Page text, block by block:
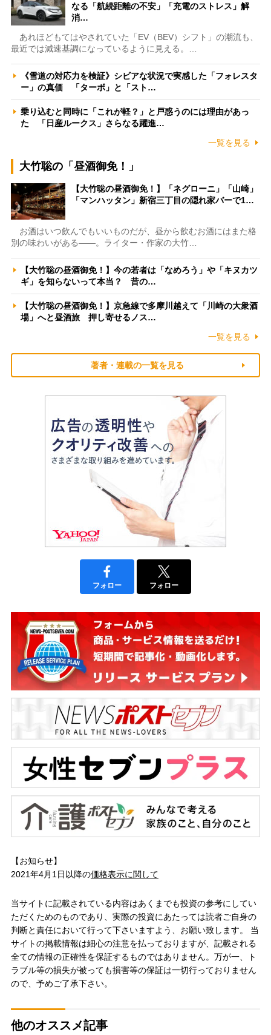
なる「航続距離の不安」「充電のストレス」解
消…
あれほどもてはやされていた「EV（BEV）シフト」の潮流も、
最近では減速基調になっているように見える。…
《雪道の対応力を検証》シビアな状況で実感した「フォレスタ
ー」の真価 「ターボ」と「スト…
乗り込むと同時に「これが軽？」と戸惑うのには理由があっ
た 「日産ルークス」さらなる躍進…
一覧を見る
大竹聡の「昼酒御免！」
【大竹聡の昼酒御免！】「ネグローニ」「山崎」
「マンハッタン」新宿三丁目の隠れ家バーで1…
お酒はいつ飲んでもいいものだが、昼から飲むお酒にはまた格
別の味わいがある――。ライター・作家の大竹…
【大竹聡の昼酒御免！】今の若者は「なめろう」や「キヌカツ
ギ」を知らないって本当？ 昔の…
【大竹聡の昼酒御免！】京急線で多摩川越えて「川崎の大衆酒
場」へと昼酒旅 押し寄せるノス…
一覧を見る
著者・連載の一覧を見る
フォロー フォロー
【お知らせ】
2021年4月1日以降の価格表示に関して
当サイトに記載されている内容はあくまでも投資の参考にしてい
ただくためのものであり、実際の投資にあたっては読者ご自身の
判断と責任において行って下さいますよう、お願い致します。 当
サイトの掲載情報は細心の注意を払っておりますが、記載される
全ての情報の正確性を保証するものではありません。万が一、ト
ラブル等の損失が被っても損害等の保証は一切行っておりません
ので、予めご了承下さい。
他のオススメ記事